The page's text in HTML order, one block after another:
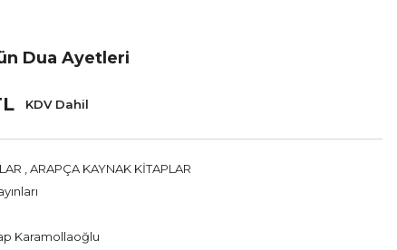
Dua Ayetleri
KDV Dahil
ARAPÇA KAYNAK KİTAPLAR
Karamollaoğlu